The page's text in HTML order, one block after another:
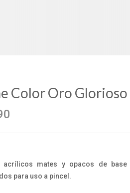
Color Oro Glorioso
acrílicos mates y opacos de base
para uso a pincel.